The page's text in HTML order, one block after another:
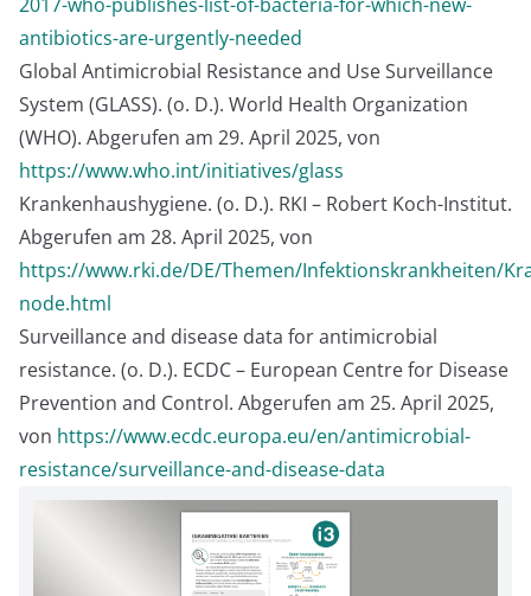
antibiotics-are-urgently-needed
Global Antimicrobial Resistance and Use Surveillance
System (GLASS). (o. D.). World Health Organization
(WHO). Abgerufen am 29. April 2025, von
https://www.who.int/initiatives/glass
Krankenhaushygiene. (o. D.). RKI – Robert Koch-Institut.
Abgerufen am 28. April 2025, von
https://www.rki.de/DE/Themen/Infektionskrankheiten/
node.html
Surveillance and disease data for antimicrobial
resistance. (o. D.). ECDC – European Centre for Disease
Prevention and Control. Abgerufen am 25. April 2025,
von https://www.ecdc.europa.eu/en/antimicrobial-
resistance/surveillance-and-disease-data